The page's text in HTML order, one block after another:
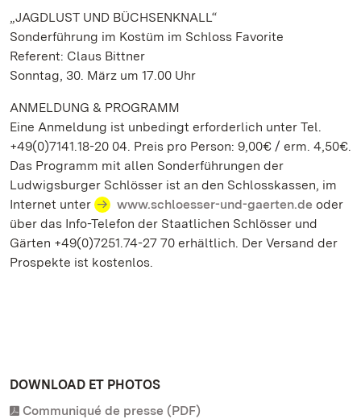
„JAGDLUST UND BÜCHSENKNALL“
Sonderführung im Kostüm im Schloss Favorite
Referent: Claus Bittner
Sonntag, 30. März um 17.00 Uhr
ANMELDUNG & PROGRAMM
Eine Anmeldung ist unbedingt erforderlich unter Tel.
+49(0)7141.18-20 04. Preis pro Person: 9,00€ / erm. 4,50€.
Das Programm mit allen Sonderführungen der
Ludwigsburger Schlösser ist an den Schlosskassen, im
Internet unter
www.schloesser-und-gaerten.de oder
über das Info-Telefon der Staatlichen Schlösser und
Gärten +49(0)7251.74-27 70 erhältlich. Der Versand der
Prospekte ist kostenlos.
DOWNLOAD ET PHOTOS
Communiqué de presse (PDF)